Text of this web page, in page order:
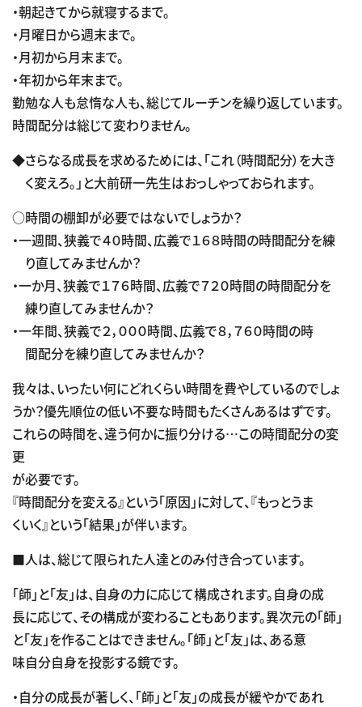
・朝起きてから就寝するまで。
・月曜日から週末まで。
・月初から月末まで。
・年初から年末まで。
勤勉な人も怠惰な人も、総じてルーチンを繰り返しています。
時間配分は総じて変わりません。
◆さらなる成長を求めるためには、「これ（時間配分）を大き
く変えろ。」と大前研一先生はおっしゃっておられます。
○時間の棚卸が必要ではないでしょうか？
・一週間、狭義で４０時間、広義で１６８時間の時間配分を練
り直してみませんか？
・一か月、狭義で１７６時間、広義で７２０時間の時間配分を
練り直してみませんか？
・一年間、狭義で２，０００時間、広義で８，７６０時間の時
間配分を練り直してみませんか？
我々は、いったい何にどれくらい時間を費やしているのでしょ
うか？優先順位の低い不要な時間もたくさんあるはずです。
これらの時間を、違う何かに振り分ける…この時間配分の変
更
が必要です。
『時間配分を変える』という「原因」に対して、『もっとうま
くいく』という「結果」が伴います。
■人は、総じて限られた人達とのみ付き合っています。
「師」と「友」は、自身の力に応じて構成されます。自身の成
長に応じて、その構成が変わることもあります。異次元の「師」
と「友」を作ることはできません。「師」と「友」は、ある意
味自分自身を投影する鏡です。
・自分の成長が著しく、「師」と「友」の成長が緩やかであれ